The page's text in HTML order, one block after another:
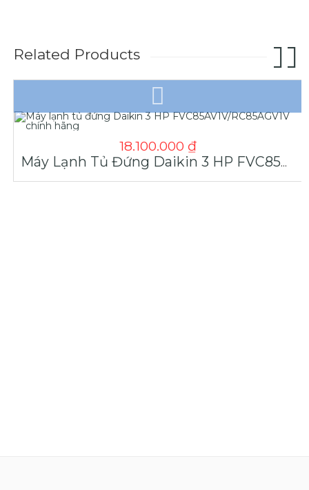
Related Products
18.100.000 ₫
Máy Lạnh Tủ Đứng Daikin 3 HP FVC85AV1V/RC85AGV1V Chính Hãng